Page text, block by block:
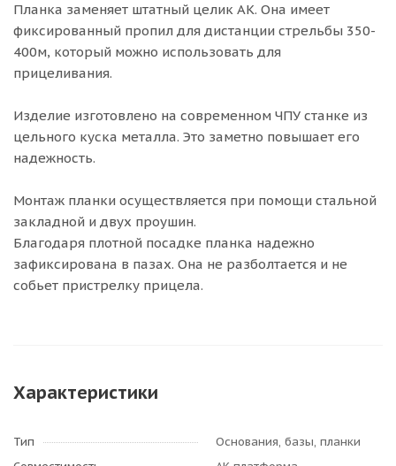
Планка заменяет штатный целик АК. Она имеет
фиксированный пропил для дистанции стрельбы 350-
400м, который можно использовать для
прицеливания.
Изделие изготовлено на современном ЧПУ станке из
цельного куска металла. Это заметно повышает его
надежность.
Монтаж планки осуществляется при помощи стальной
закладной и двух проушин.
Благодаря плотной посадке планка надежно
зафиксирована в пазах. Она не разболтается и не
собьет пристрелку прицела.
Характеристики
Тип
Основания, базы, планки